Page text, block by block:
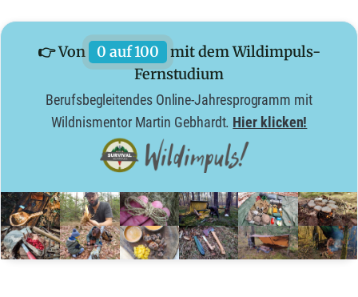
👉 Von 0 auf 100
mit dem Wildimpuls-
Fernstudium
Berufsbegleitendes Online-Jahresprogramm mit
Wildnismentor Martin Gebhardt. Hier klicken!